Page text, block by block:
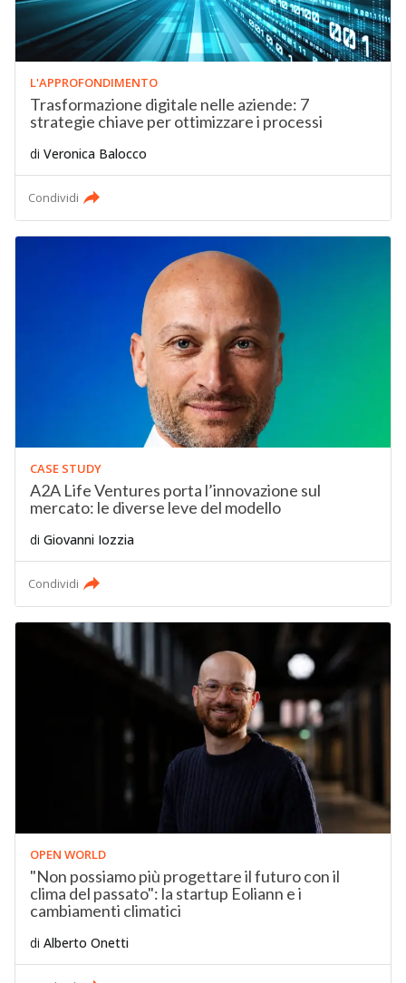
L'APPROFONDIMENTO
Trasformazione digitale nelle aziende: 7
strategie chiave per ottimizzare i processi
di Veronica Balocco
Condividi
CASE STUDY
A2A Life Ventures porta l’innovazione sul
mercato: le diverse leve del modello
di Giovanni Iozzia
Condividi
OPEN WORLD
"Non possiamo più progettare il futuro con il
clima del passato": la startup Eoliann e i
cambiamenti climatici
di Alberto Onetti